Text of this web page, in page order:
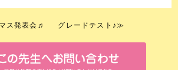
ス発表会♬ グレードテスト♪≫